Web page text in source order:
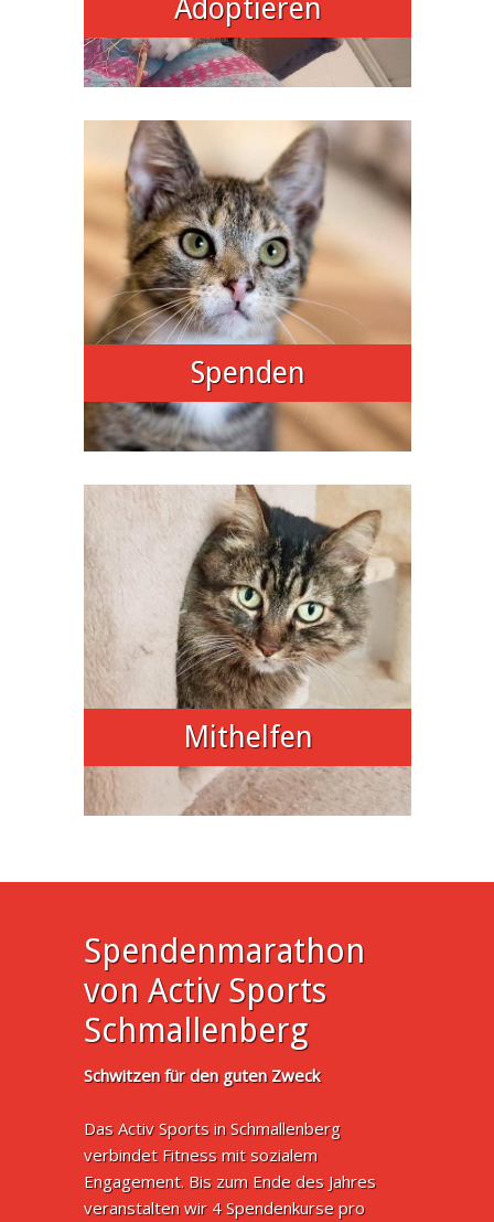
Adoptieren
Spenden
Mithelfen
Spendenmarathon
von Activ Sports
Schmallenberg
Schwitzen für den guten Zweck
Das Activ Sports in Schmallenberg
verbindet Fitness mit sozialem
Engagement. Bis zum Ende des Jahres
veranstalten wir 4 Spendenkurse pro